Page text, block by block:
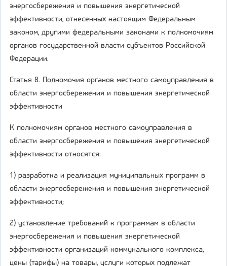
энергосбережения и повышения энергетической
эффективности, отнесенных настоящим Федеральным
законом, другими федеральными законами к полномочиям
органов государственной власти субъектов Российской
Федерации.
Статья 8. Полномочия органов местного самоуправления в
области энергосбережения и повышения энергетической
эффективности
К полномочиям органов местного самоуправления в
области энергосбережения и повышения энергетической
эффективности относятся:
1) разработка и реализация муниципальных программ в
области энергосбережения и повышения энергетической
эффективности;
2) установление требований к программам в области
энергосбережения и повышения энергетической
эффективности организаций коммунального комплекса,
цены (тарифы) на товары, услуги которых подлежат